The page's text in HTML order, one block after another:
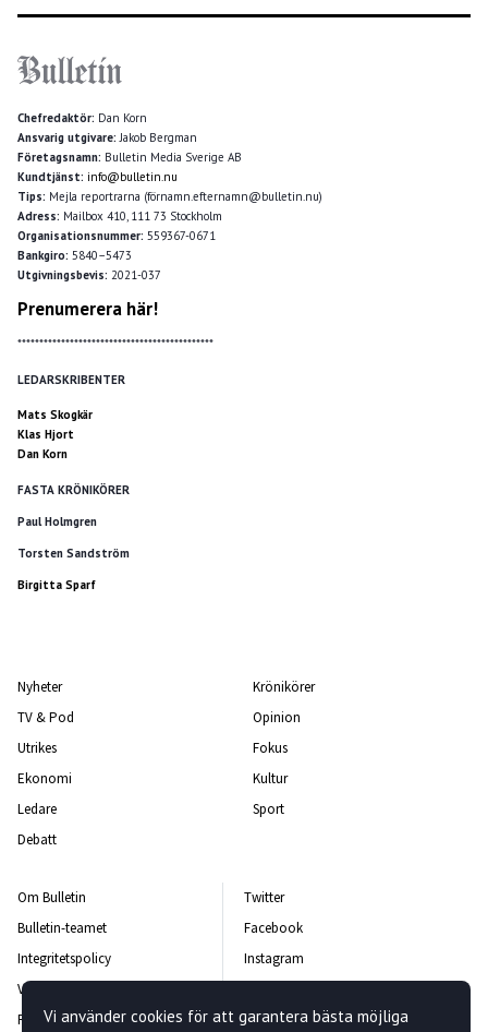
Chefredaktör: Dan Korn
Ansvarig utgivare: Jakob Bergman
Företagsnamn: Bulletin Media Sverige AB
Kundtjänst: info@bulletin.nu
Tips: Mejla reportrarna (förnamn.efternamn@bulletin.nu)
Adress: Mailbox 410, 111 73 Stockholm
Organisationsnummer: 559367-0671
Bankgiro: 5840–5473
Utgivningsbevis: 2021-037
Prenumerera här!
*********************************************
LEDARSKRIBENTER
Mats Skogkär
Klas Hjort
Dan Korn
FASTA KRÖNIKÖRER
Paul Holmgren
Torsten Sandström
Birgitta Sparf
Nyheter
TV & Pod
Utrikes
Ekonomi
Ledare
Debatt
Krönikörer
Opinion
Fokus
Kultur
Sport
Om Bulletin
Bulletin-teamet
Integritetspolicy
Vanliga frågor och svar
Rättelsepolicy
Twitter
Facebook
Instagram
Nyhetsbrev
Vi använder cookies för att garantera bästa möjliga